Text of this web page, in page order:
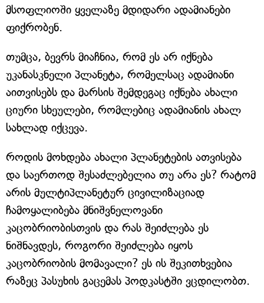
მსოფლიოში ყველაზე მდიდარი ადამიანები
ფიქრობენ.
თუმცა, ბევრს მიაჩნია, რომ ეს არ იქნება
უკანასკნელი პლანეტა, რომელსაც ადამიანი
აითვისებს და მარსის შემდეგაც იქნება ახალი
ციური სხეულები, რომლებიც ადამიანის ახალ
სახლად იქცევა.
როდის მოხდება ახალი პლანეტების ათვისება
და საერთოდ შესაძლებელია თუ არა ეს? რატომ
არის მულტიპლანეტურ ცივილიზაციად
ჩამოყალიბება მნიშვნელოვანი
კაცობრიობისთვის და რას შეიძლება ეს
ნიშნავდეს, როგორი შეიძლება იყოს
კაცობრიობის მომავალი? ეს ის შეკითხვებია
რაზეც პასუხის გაცემას პოდკასტში ვცდილობთ.